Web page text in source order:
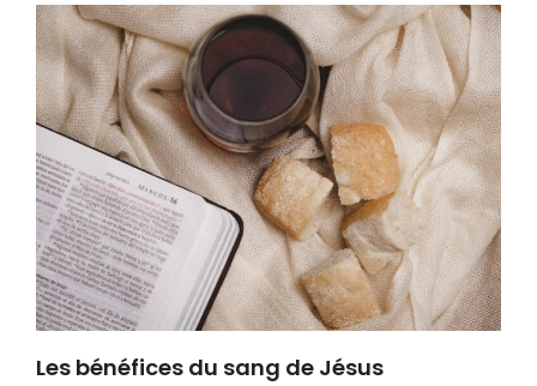
Les bénéfices du sang de Jésus